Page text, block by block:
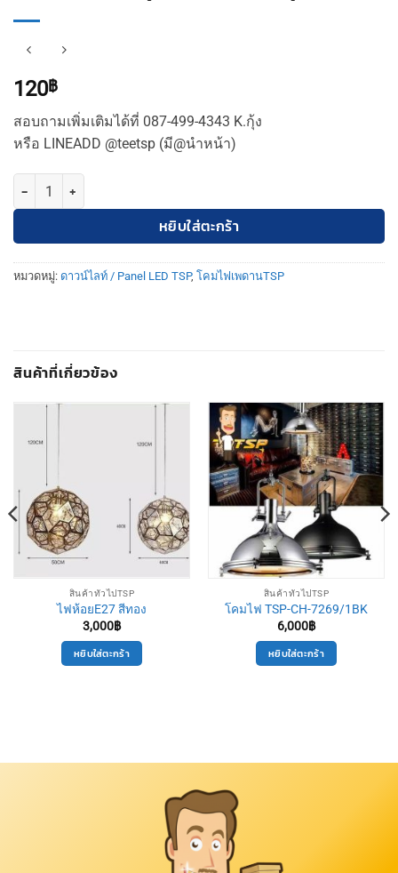
120฿
สอบถามเพิ่มเติมได้ที่ 087-499-4343 K.กุ้ง
หรือ LINEADD @teetsp (มี@นำหน้า)
จำนวน TSP Lighting | TSP-1084 ดาวไลท์ โคมไฟตกแต่งเพดาน โคม
หยิบใส่ตะกร้า
หมวดหมู่: ดาวน์ไลท์ / Panel LED TSP, โคมไฟเพดานTSP
สินค้าที่เกี่ยวข้อง
สินค้าทั่วไปTSP
ไฟห้อยE27 สีทอง
3,000฿
หยิบใส่ตะกร้า
สินค้าทั่วไปTSP
โคมไฟ TSP-CH-7269/1BK
6,000฿
หยิบใส่ตะกร้า